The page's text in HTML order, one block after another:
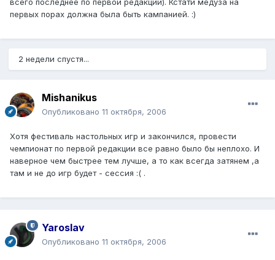
первых порах должна была быть кампанией. :)
2 недели спустя...
Mishanikus
Опубликовано 11 октября, 2006
Хотя фестиваль настольных игр и закончился, провести
чемпионат по первой редакции все равно было бы неплохо. И
наверное чем быстрее тем лучше, а то как всегда затянем ,а
там и не до игр будет - сессия :( .
Yaroslav
Опубликовано 11 октября, 2006